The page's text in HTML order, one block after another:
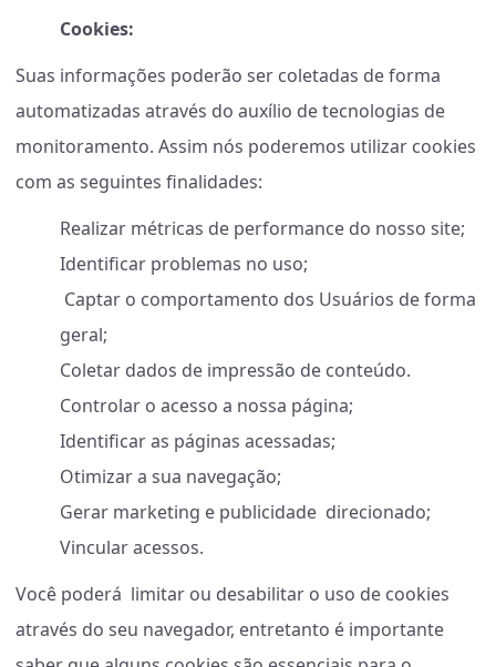
Cookies:
Suas informações poderão ser coletadas de forma
automatizadas através do auxílio de tecnologias de
monitoramento. Assim nós poderemos utilizar cookies
com as seguintes finalidades:
Realizar métricas de performance do nosso site;
Identificar problemas no uso;
Captar o comportamento dos Usuários de forma
geral;
Coletar dados de impressão de conteúdo.
Controlar o acesso a nossa página;
Identificar as páginas acessadas;
Otimizar a sua navegação;
Gerar marketing e publicidade direcionado;
Vincular acessos.
Você poderá limitar ou desabilitar o uso de cookies
através do seu navegador, entretanto é importante